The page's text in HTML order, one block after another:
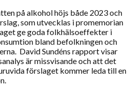
på alkohol höjs både 2023 och
som utvecklas i promemorian
ge goda folkhälsoeffekter i
bland befolkningen och
David Sundéns rapport visar
är missvisande och att det
förslaget kommer leda till en